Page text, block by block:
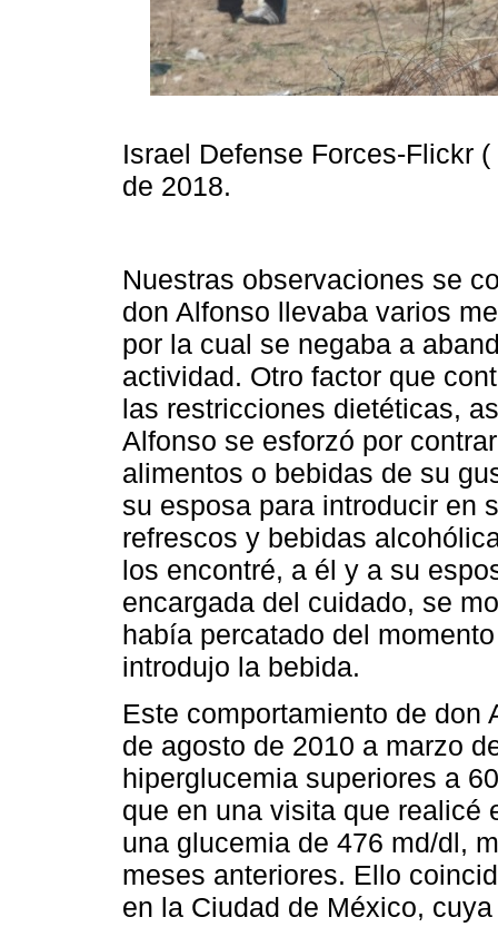
Israel Defense Forces-Flickr
de 2018.
Nuestras observaciones se
don Alfonso llevaba varios
por la cual se negaba a
actividad. Otro factor que
las restricciones dietéticas,
Alfonso se esforzó por
alimentos o bebidas de su
su esposa para introducir en
refrescos y bebidas
los encontré, a él y a su
encargada del cuidado, se
había percatado del
introdujo la bebida.
Este comportamiento de don
de agosto de 2010 a marzo
hiperglucemia superiores a
que en una visita que realicé
una glucemia de 476 md/dl,
meses anteriores. Ello
en la Ciudad de México,